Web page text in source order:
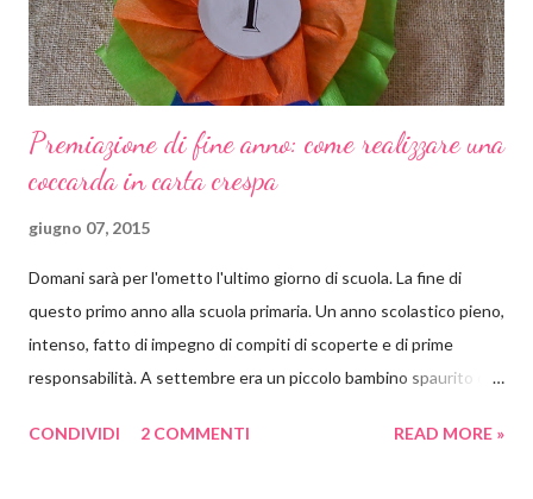
salteranno...
Premiazione di fine anno: come realizzare una
coccarda in carta crespa
giugno 07, 2015
Domani sarà per l'ometto l'ultimo giorno di scuola. La fine di
questo primo anno alla scuola primaria. Un anno scolastico pieno,
intenso, fatto di impegno di compiti di scoperte e di prime
responsabilità. A settembre era un piccolo bambino spaurito con
scrivere. Oggi è un bel ragazzino molto più sicuro, che ha
CONDIVIDI 2 COMMENTI READ MORE »